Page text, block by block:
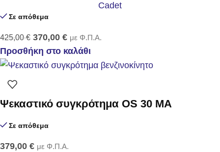
Σε απόθεμα
425,00€ 370,00 € με Φ.Π.Α.
Προσθήκη στο καλάθι
Ψεκαστικό συγκρότημα OS 30 MA
Σε απόθεμα
379,00 € με Φ.Π.Α.